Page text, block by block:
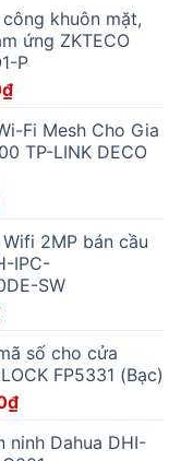
khuôn mặt,
ứng ZKTECO
P
₫
Fi Mesh Cho Gia
TP-LINK DECO
2MP bán cầu
IPC-
SW
số cho cửa
FP5331 (Bạc)
₫
ninh Dahua DHI-